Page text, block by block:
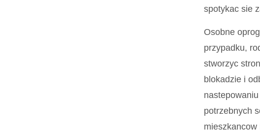
spotykac sie
Osobne
przypadku,
stworzyc
blokadzie i
potrzebnych